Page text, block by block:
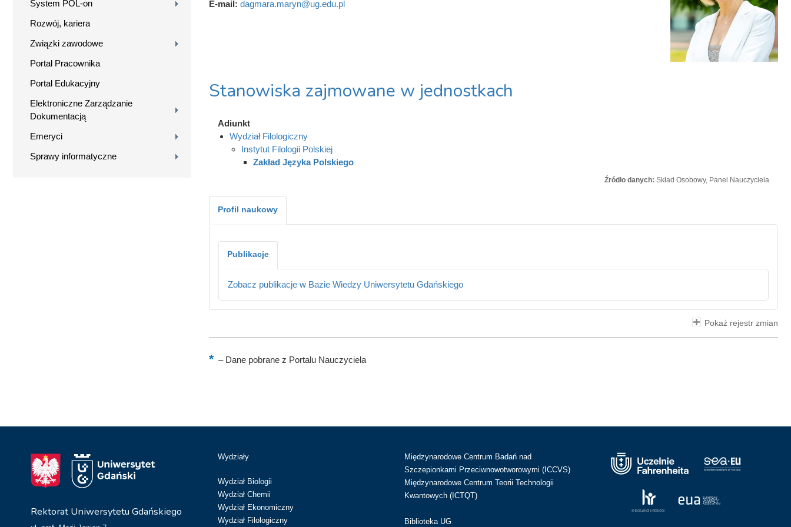
System POL-on
Rozwój, kariera
Związki zawodowe
Portal Pracownika
Portal Edukacyjny
Elektroniczne Zarządzanie
Dokumentacją
Emeryci
Sprawy informatyczne
E-mail: dagmara.maryn@ug.edu.pl
Stanowiska zajmowane w jednostkach
Adiunkt
Wydział Filologiczny
Instytut Filologii Polskiej
Zakład Języka Polskiego
Źródło danych: Skład Osobowy, Panel Nauczyciela
Profil naukowy
Publikacje
Zobacz publikacje w Bazie Wiedzy Uniwersytetu Gdańskiego
Pokaż rejestr zmian
–Dane pobrane z Portalu Nauczyciela
Rektorat Uniwersytetu Gdańskiego
Wydziały
Wydział Biologii
Wydział Chemii
Wydział Ekonomiczny
Wydział Filologiczny
Międzynarodowe Centrum Badań nad
Szczepionkami Przeciwnowotworowymi (ICCVS)
Międzynarodowe Centrum Teorii Technologii
Kwantowych (ICTQT)
Biblioteka UG